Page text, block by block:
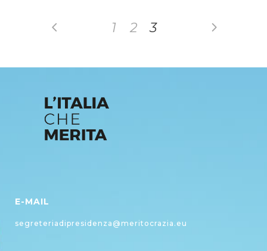
1 2 3
E-MAIL
segreteriadipresidenza@meritocrazia.eu